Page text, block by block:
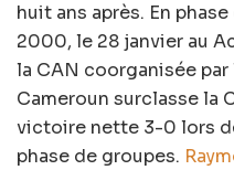
huit ans après. En
2000, le 28 janvier au
la CAN coorganisée
Cameroun surclasse la
victoire nette 3-0 lors
phase de groupes.